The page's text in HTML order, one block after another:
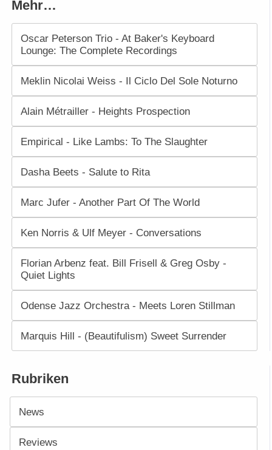
Mehr…
Oscar Peterson Trio - At Baker's Keyboard
Lounge: The Complete Recordings
Meklin Nicolai Weiss - Il Ciclo Del Sole Noturno
Alain Métrailler - Heights Prospection
Empirical - Like Lambs: To The Slaughter
Dasha Beets - Salute to Rita
Marc Jufer - Another Part Of The World
Ken Norris & Ulf Meyer - Conversations
Florian Arbenz feat. Bill Frisell & Greg Osby -
Quiet Lights
Odense Jazz Orchestra - Meets Loren Stillman
Marquis Hill - (Beautifulism) Sweet Surrender
Rubriken
News
Reviews